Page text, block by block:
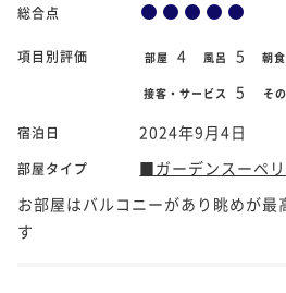
総合点
項目別評価 部屋 4 風呂 5 朝食
接客・サービス 5 そ
宿泊日 2024年9月4日
部屋タイプ
■ガーデンスーペ
お部屋はバルコニーがあり眺めが最
す